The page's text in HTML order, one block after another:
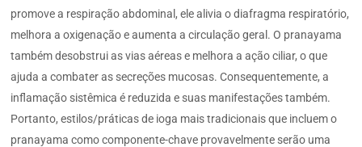
promove a respiração abdominal, ele alivia o diafragma respiratório,
melhora a oxigenação e aumenta a circulação geral. O pranayama
também desobstrui as vias aéreas e melhora a ação ciliar, o que
ajuda a combater as secreções mucosas. Consequentemente, a
inflamação sistêmica é reduzida e suas manifestações também.
Portanto, estilos/práticas de ioga mais tradicionais que incluem o
pranayama como componente-chave provavelmente serão uma